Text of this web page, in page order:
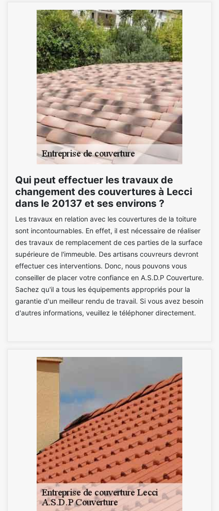
Qui peut effectuer les travaux de
changement des couvertures à Lecci
dans le 20137 et ses environs ?
Les travaux en relation avec les couvertures de la toiture
sont incontournables. En effet, il est nécessaire de réaliser
des travaux de remplacement de ces parties de la surface
supérieure de l'immeuble. Des artisans couvreurs devront
effectuer ces interventions. Donc, nous pouvons vous
conseiller de placer votre confiance en A.S.D.P Couverture.
Sachez qu'il a tous les équipements appropriés pour la
garantie d'un meilleur rendu de travail. Si vous avez besoin
d'autres informations, veuillez le téléphoner directement.